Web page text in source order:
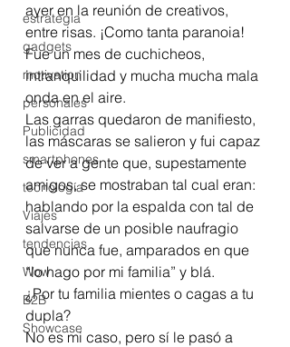
estrategia
gadgets
motivation
personales
Publicidad
smartphones
tecnología
Viajes
tendencias
Wow
B2B
Showcase
ayer en la reunión de creativos,
entre risas. ¡Como tanta paranoia!
Fue un mes de cuchicheos,
intranquilidad y mucha mucha mala
onda en el aire.
Las garras quedaron de manifiesto,
las máscaras se salieron y fui capaz
de ver a gente que, supestamente
amigos, se mostraban tal cual eran:
hablando por la espalda con tal de
salvarse de un posible naufragio
que nunca fue, amparados en que
“lo hago por mi familia” y blá.
¿Por tu familia mientes o cagas a tu
dupla?
No es mi caso, pero sí le pasó a